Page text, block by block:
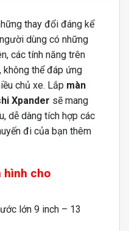
thay đổi đáng kể
dùng có những
các tính năng trên
không thể đáp ứng
chủ xe. Lắp màn
Xpander sẽ mang
dễ dàng tích hợp các
đi của bạn thêm
hình cho
lớn 9 inch – 13